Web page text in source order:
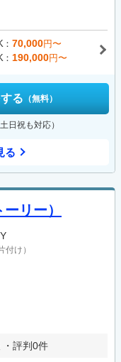
70,000円〜
190,000円〜
る （無料）
日祝も対応）
る
リー）
付け）
評判0件